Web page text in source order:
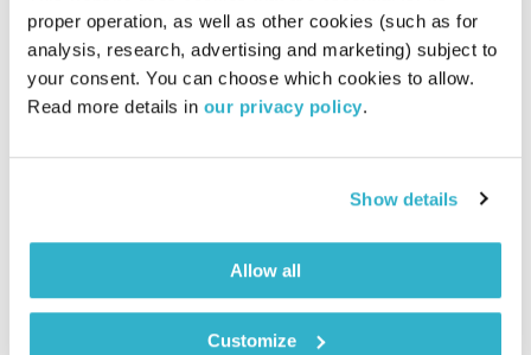
proper operation, as well as other cookies (such as for
analysis, research, advertising and marketing) subject to
your consent. You can choose which cookies to allow.
Read more details in our privacy policy.
Show details
Allow all
Customize
פה זה טוב
לירון תאני
19.02.24
01:29:47
אודיו